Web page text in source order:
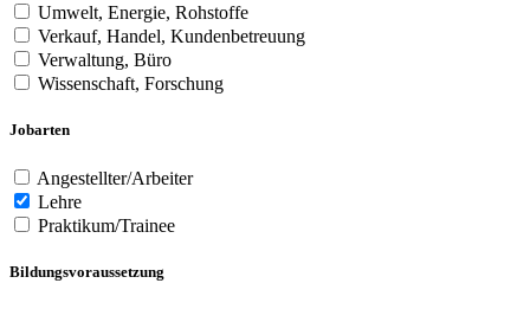
Umwelt, Energie, Rohstoffe
Verkauf, Handel, Kundenbetreuung
Verwaltung, Büro
Wissenschaft, Forschung
Jobarten
Angestellter/Arbeiter
Lehre
Praktikum/Trainee
Bildungsvoraussetzung